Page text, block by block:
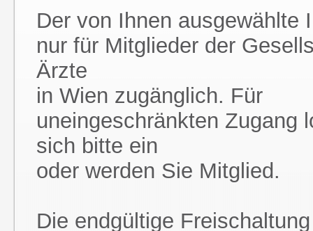
Der von Ihnen ausgewählte
nur für Mitglieder der
Ärzte
in Wien zugänglich. Für
uneingeschränkten Zugang
sich bitte ein
oder werden Sie Mitglied.
Die endgültige